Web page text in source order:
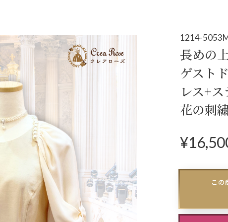
立食パーティー、
クルージング、
ダンスパーティーのドレス
1214-
長めの
ゲスト
レス+
花の刺
¥
この